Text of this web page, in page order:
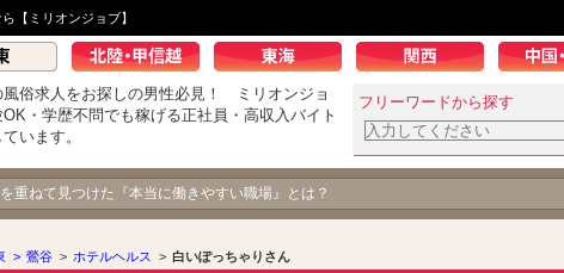
【ミリオンジョブ】
風俗求人をお探しの男性必見！ ミリオンジョ
・学歴不問でも稼げる正社員・高収入バイト
います。
フリーワードから探す
重ねて見つけた『本当に働きやすい職場』とは？
> 鶯谷 > ホテルヘルス > 白いぽっちゃりさん